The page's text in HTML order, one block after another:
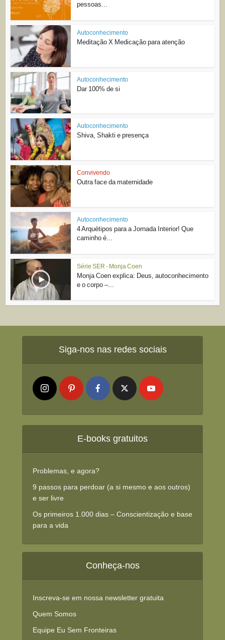
pessoas...
Autoconhecimento
Meditação X Medicação para atenção
Autoconhecimento
Dar 100% de si
Autoconhecimento
Shiva, Shakti e presença
Convivendo
Outra face da maternidade
Autoconhecimento
4 Arquétipos para a Jornada Interior! Que
caminho é...
Série SER - Monja Coen
Monja Coen explica: Deus, autoconhecimento
e o corpo –...
Siga-nos nas redes sociais
E-books gratuitos
Problemas, e agora?
9 passos para perdoar (a si mesmo e aos outros)
e ser livre
Os primeiros 1.000 dias – Conscientização e base
para a vida
Conheça-nos
Inscreva-se em nossa newsletter gratuita
Quem Somos
Equipe Eu Sem Fronteiras